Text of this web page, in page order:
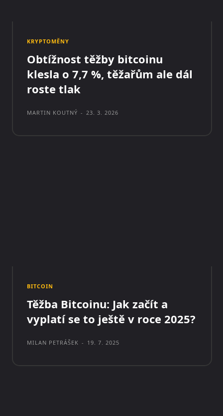
KRYPTOMĚNY
Obtížnost těžby bitcoinu
klesla o 7,7 %, těžařům ale dál
roste tlak
MARTIN KOUTNÝ - 23. 3. 2026
BITCOIN
Těžba Bitcoinu: Jak začít a
vyplatí se to ještě v roce 2025?
MILAN PETRÁŠEK - 19. 7. 2025